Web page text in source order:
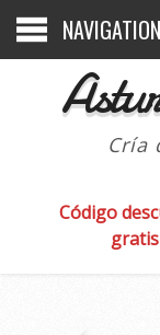
NAVIGATION
Cría
Código